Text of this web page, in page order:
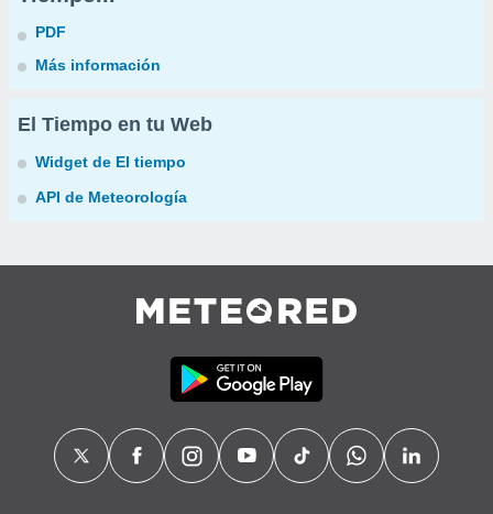
PDF
Más información
El Tiempo en tu Web
Widget de El tiempo
API de Meteorología